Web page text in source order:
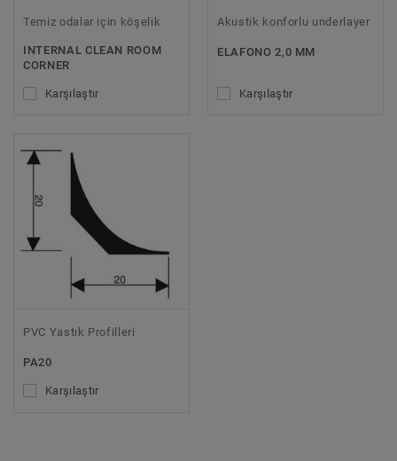
Temiz odalar için köşelik
INTERNAL CLEAN ROOM
CORNER
Karşılaştır
Akustik konforlu underlayer
ELAFONO 2,0 MM
Karşılaştır
PVC Yastık Profilleri
PA20
Karşılaştır